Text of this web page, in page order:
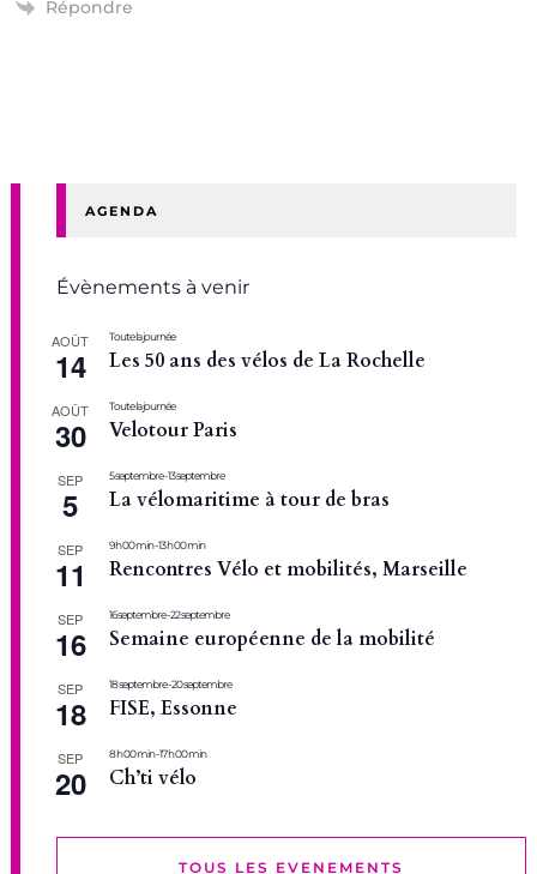
Répondre
AGENDA
Évènements à venir
AOÛT
14
Toute la journée
Les 50 ans des vélos de La Rochelle
AOÛT
30
Toute la journée
Velotour Paris
SEP
5
5 septembre-13 septembre
La vélomaritime à tour de bras
SEP
11
9 h 00 min-13 h 00 min
Rencontres Vélo et mobilités, Marseille
SEP
16
16 septembre-22 septembre
Semaine européenne de la mobilité
SEP
18
18 septembre-20 septembre
FISE, Essonne
SEP
20
8 h 00 min-17 h 00 min
Ch’ti vélo
TOUS LES EVENEMENTS